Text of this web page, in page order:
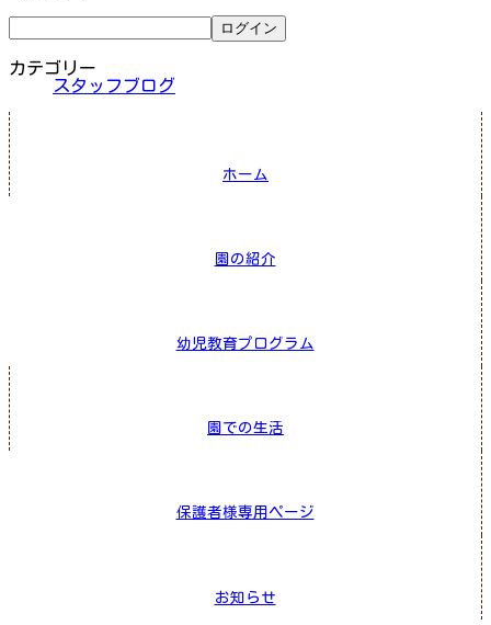
カテゴリー
スタッフブログ
ホーム
園の紹介
幼児教育プログラム
園での生活
保護者様専用ページ
お知らせ